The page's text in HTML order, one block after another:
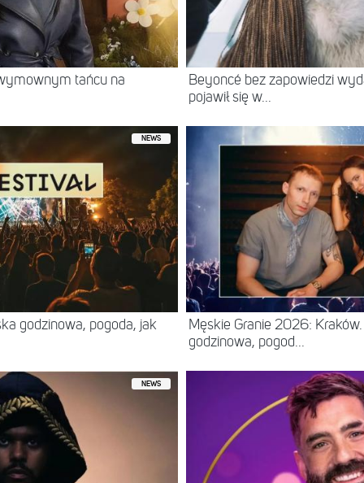
tańcu na
Beyoncé bez zapowiedzi
pojawił się w...
NEWS
godzinowa, pogoda, jak
Męskie Granie 2026:
godzinowa, pogod...
NEWS